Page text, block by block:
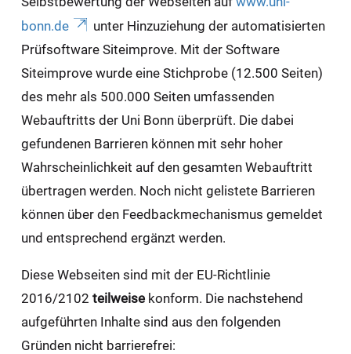
bonn.de
unter Hinzuziehung der automatisierten
Prüfsoftware Siteimprove. Mit der Software
Siteimprove wurde eine Stichprobe (12.500 Seiten)
des mehr als 500.000 Seiten umfassenden
Webauftritts der Uni Bonn überprüft. Die dabei
gefundenen Barrieren können mit sehr hoher
Wahrscheinlichkeit auf den gesamten Webauftritt
übertragen werden. Noch nicht gelistete Barrieren
können über den Feedbackmechanismus gemeldet
und entsprechend ergänzt werden.
Diese Webseiten sind mit der EU-Richtlinie
2016/2102 teilweisekonform. Die nachstehend
aufgeführten Inhalte sind aus den folgenden
Gründen nicht barrierefrei: